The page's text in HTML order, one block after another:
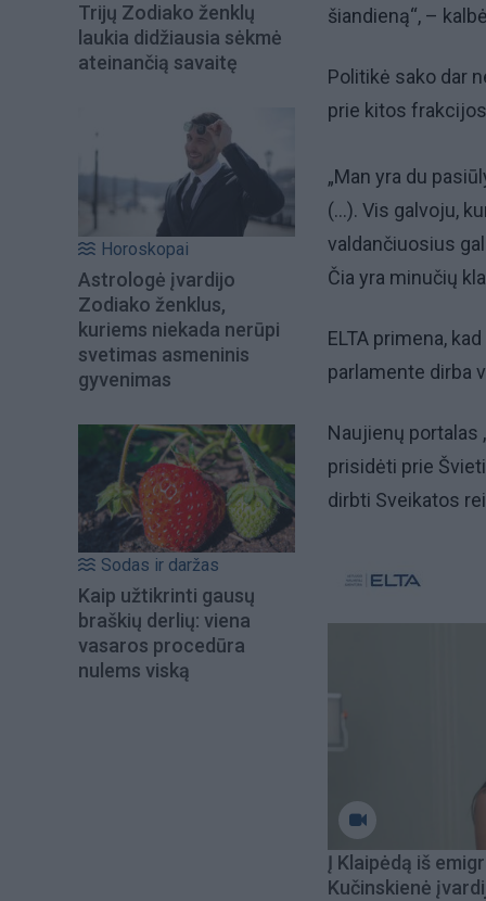
Trijų Zodiako ženklų
laukia didžiausia sėkmė
ateinančią savaitę
Horoskopai
Astrologė įvardijo
Zodiako ženklus,
kuriems niekada nerūpi
svetimas asmeninis
gyvenimas
Sodas ir daržas
Kaip užtikrinti gausų
braškių derlių: viena
vasaros procedūra
nulems viską
šiandieną“, –
Politikė sako dar
prie kitos
„Man yra du
(…). Vis galvoju,
valdančiuosius
Čia yra minučių
ELTA primena,
parlamente dirba
Naujienų portalas
prisidėti prie
dirbti Sveikatos
Į Klaipėdą iš
Kučinskienė